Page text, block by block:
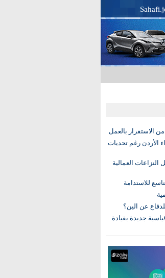
الأردن رغم تحديات
العمالية
للاستدامة
عن الين؟
جديدة بقيادة